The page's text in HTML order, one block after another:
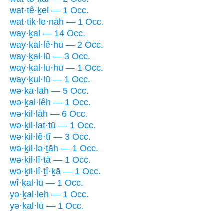
wat·tê·ḵel — 1 Occ.
wat·tiḵ·le·nāh — 1 Occ.
way·ḵal — 14 Occ.
way·ḵal·lê·hū — 2 Occ.
way·ḵal·lū — 3 Occ.
way·ḵal·lu·hū — 1 Occ.
way·ḵul·lū — 1 Occ.
wə·ḵā·lāh — 5 Occ.
wə·ḵal·lêh — 1 Occ.
wə·ḵil·lāh — 6 Occ.
wə·ḵil·lat·tū — 1 Occ.
wə·ḵil·lê·ṯî — 3 Occ.
wə·ḵil·lə·ṯāh — 1 Occ.
wə·ḵil·lî·ṯā — 1 Occ.
wə·ḵil·lî·ṯî·ḵā — 1 Occ.
wî·ḵal·lū — 1 Occ.
yə·ḵal·leh — 1 Occ.
yə·ḵal·lū — 1 Occ.